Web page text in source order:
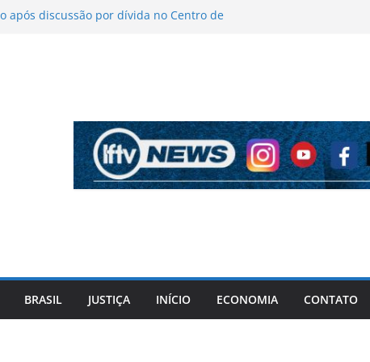
após discussão por dívida no Centro de
a tiros após criminosos invadirem
BRASIL JUSTIÇA INÍCIO ECONOMIA CONTATO